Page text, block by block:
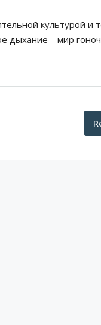
культурой и
дыхание – мир